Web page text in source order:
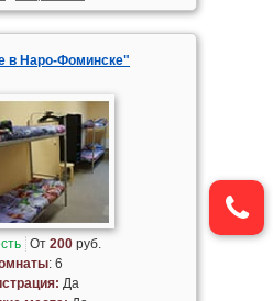
в Наро-Фоминске"
От200 руб.
: 6
Да